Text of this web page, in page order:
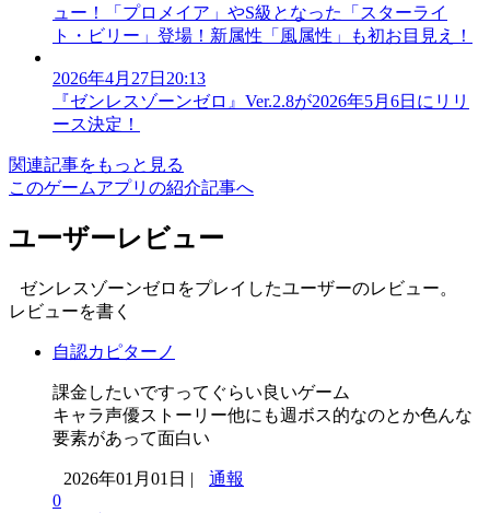
ュー！「プロメイア」やS級となった「スターライ
ト・ビリー」登場！新属性「風属性」も初お目見え！
2026年4月27日20:13
『ゼンレスゾーンゼロ』Ver.2.8が2026年5月6日にリリ
ース決定！
関連記事をもっと見る
このゲームアプリの紹介記事へ
ユーザーレビュー
ゼンレスゾーンゼロをプレイしたユーザーのレビュー。
レビューを書く
自認カピターノ
課金したいですってぐらい良いゲーム
キャラ声優ストーリー他にも週ボス的なのとか色んな
要素があって面白い
2026年01月01日 |
通報
0